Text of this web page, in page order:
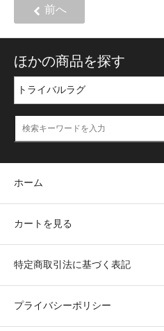
前へ
ほかの商品を探す
ホーム
カートを見る
特定商取引法に基づく表記
プライバシーポリシー